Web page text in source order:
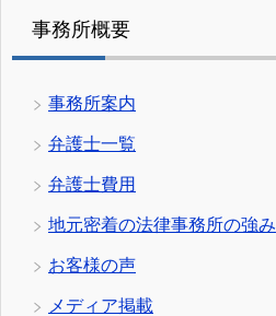
事務所概要
事務所案内
弁護士一覧
弁護士費用
地元密着の法律事務所の強み
お客様の声
メディア掲載